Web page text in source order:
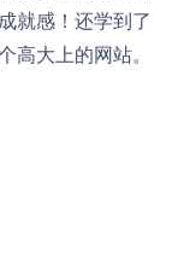
就感！还学到了
高大上的网站。